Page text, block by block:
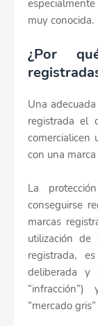
muy conocida.
¿Por
Una
registrada el
comercialicen
con una
La
conseguirse
marcas
utilización
registrada,
deliberada y
“mercado